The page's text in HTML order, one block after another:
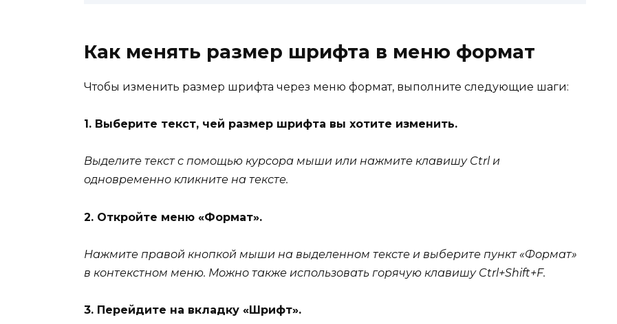
Как менять размер шрифта в меню формат
Чтобы изменить размер шрифта через меню формат, выполните следующие шаги:
1. Выберите текст, чей размер шрифта вы хотите изменить.
Выделите текст с помощью курсора мыши или нажмите клавишу Ctrl и
одновременно кликните на тексте.
2. Откройте меню «Формат».
Нажмите правой кнопкой мыши на выделенном тексте и выберите пункт «Формат»
в контекстном меню. Можно также использовать горячую клавишу Ctrl+Shift+F.
3. Перейдите на вкладку «Шрифт».